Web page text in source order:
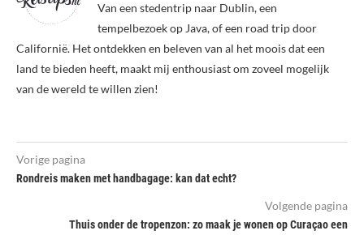
Van een stedentrip naar Dublin, een
tempelbezoek op Java, of een road trip door
Californië. Het ontdekken en beleven van al het moois dat een
land te bieden heeft, maakt mij enthousiast om zoveel mogelijk
van de wereld te willen zien!
Vorige pagina
Rondreis maken met handbagage: kan dat echt?
Volgende pagina
Thuis onder de tropenzon: zo maak je wonen op Curaçao een